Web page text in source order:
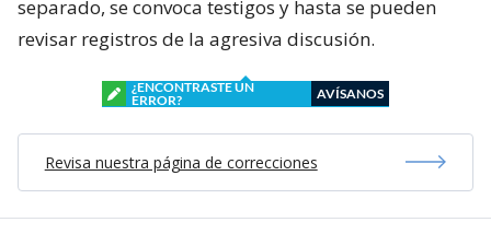
separado, se convoca testigos y hasta se pueden
revisar registros de la agresiva discusión.
¿ENCONTRASTE UN
ERROR?
AVÍSANOS
Revisa nuestra página de correcciones